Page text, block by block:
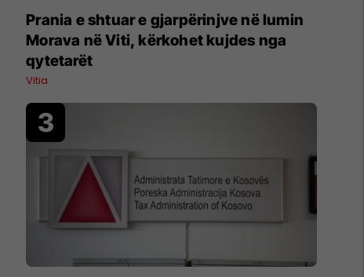
Prania e shtuar e gjarpërinjve në lumin
Morava në Viti, kërkohet kujdes nga
qytetarët
Vitia